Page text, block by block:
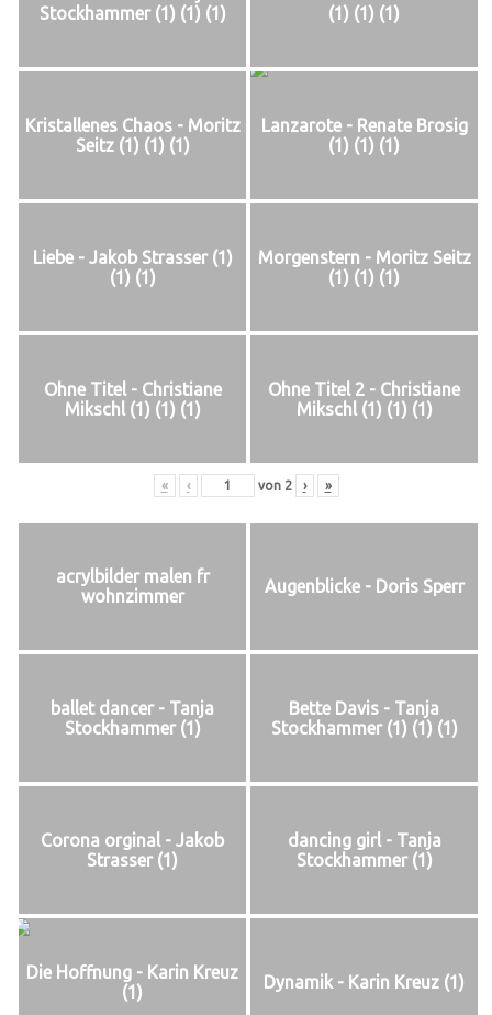
Stockhammer (1) (1) (1)
(1) (1) (1)
Kristallenes Chaos - Moritz
Seitz (1) (1) (1)
Lanzarote - Renate Brosig
(1) (1) (1)
Liebe - Jakob Strasser (1)
(1) (1)
Morgenstern - Moritz Seitz
(1) (1) (1)
Ohne Titel - Christiane
Mikschl (1) (1) (1)
Ohne Titel 2 - Christiane
Mikschl (1) (1) (1)
« ‹ von 2 › »
acrylbilder malen fr
wohnzimmer
Augenblicke - Doris Sperr
ballet dancer - Tanja
Stockhammer (1)
Bette Davis - Tanja
Stockhammer (1) (1) (1)
Corona orginal - Jakob
Strasser (1)
dancing girl - Tanja
Stockhammer (1)
Die Hoffnung - Karin Kreuz
(1)
Dynamik - Karin Kreuz (1)